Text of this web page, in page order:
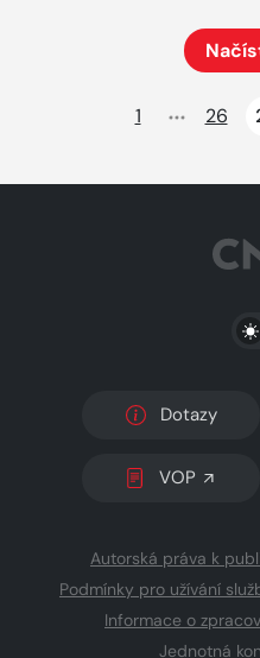
1
26
Dotazy
VOP
Autorská práva k
Podmínky pro užívání
Informace o
Jednotná